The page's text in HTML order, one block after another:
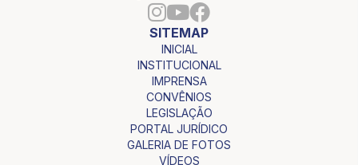
SITEMAP
INICIAL
INSTITUCIONAL
IMPRENSA
CONVÊNIOS
LEGISLAÇÃO
PORTAL JURÍDICO
GALERIA DE FOTOS
VÍDEOS